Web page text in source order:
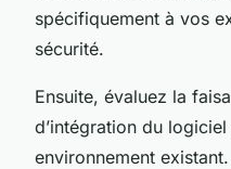
spécifiquement à vos
sécurité.
Ensuite, évaluez la
d’intégration du
environnement